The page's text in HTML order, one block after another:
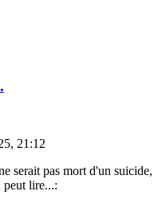
21:12
serait pas mort d'un suicide,
peut lire...: